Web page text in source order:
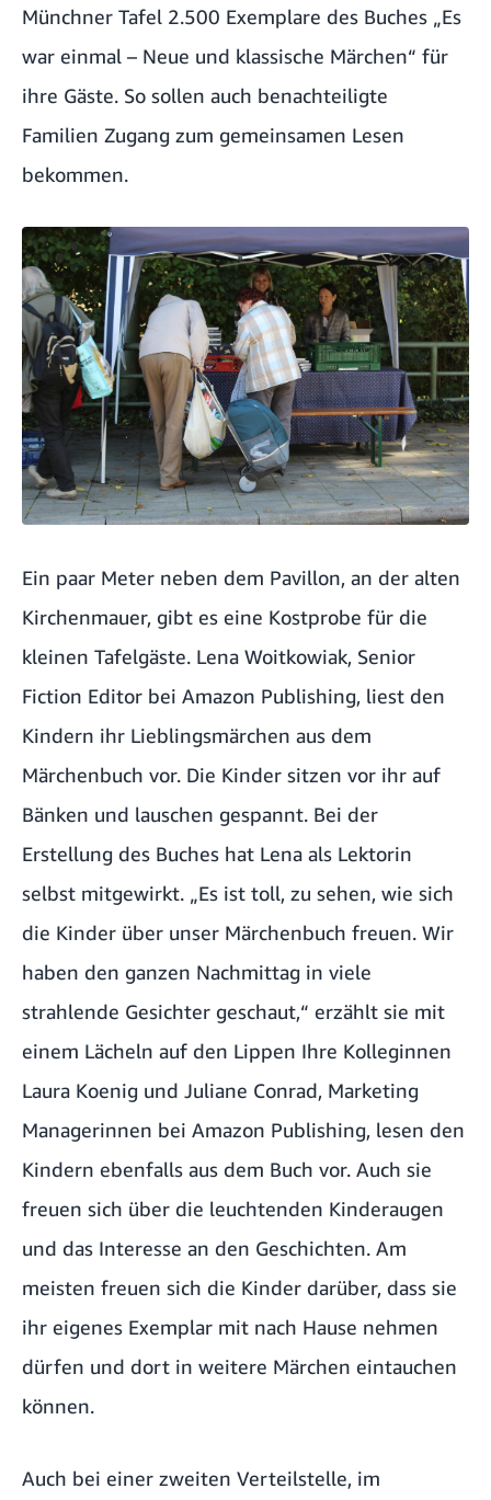
Münchner Tafel 2.500 Exemplare des Buches „Es
war einmal – Neue und klassische Märchen“ für
ihre Gäste. So sollen auch benachteiligte
Familien Zugang zum gemeinsamen Lesen
bekommen.
Ein paar Meter neben dem Pavillon, an der alten
Kirchenmauer, gibt es eine Kostprobe für die
kleinen Tafelgäste. Lena Woitkowiak, Senior
Fiction Editor bei Amazon Publishing, liest den
Kindern ihr Lieblingsmärchen aus dem
Märchenbuch vor. Die Kinder sitzen vor ihr auf
Bänken und lauschen gespannt. Bei der
Erstellung des Buches hat Lena als Lektorin
selbst mitgewirkt. „Es ist toll, zu sehen, wie sich
die Kinder über unser Märchenbuch freuen. Wir
haben den ganzen Nachmittag in viele
strahlende Gesichter geschaut,“ erzählt sie mit
einem Lächeln auf den Lippen Ihre Kolleginnen
Laura Koenig und Juliane Conrad, Marketing
Managerinnen bei Amazon Publishing, lesen den
Kindern ebenfalls aus dem Buch vor. Auch sie
freuen sich über die leuchtenden Kinderaugen
und das Interesse an den Geschichten. Am
meisten freuen sich die Kinder darüber, dass sie
ihr eigenes Exemplar mit nach Hause nehmen
dürfen und dort in weitere Märchen eintauchen
können.
Auch bei einer zweiten Verteilstelle, im